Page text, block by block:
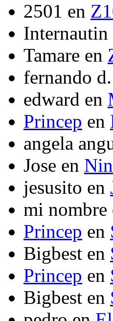
2501 en
Internautin
Tamare en
fernando
edward en
Princep en
angela
Jose en
jesusito en
mi nombre
Princep en
Bigbest en
Princep en
Bigbest en